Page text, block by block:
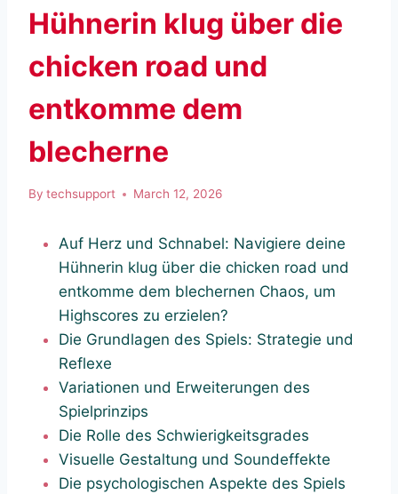
Hühnerin klug über die
chicken road und
entkomme dem
blecherne
By techsupport March 12, 2026
Auf Herz und Schnabel: Navigiere deine
Hühnerin klug über die chicken road und
entkomme dem blechernen Chaos, um
Highscores zu erzielen?
Die Grundlagen des Spiels: Strategie und
Reflexe
Variationen und Erweiterungen des
Spielprinzips
Die Rolle des Schwierigkeitsgrades
Visuelle Gestaltung und Soundeffekte
Die psychologischen Aspekte des Spiels